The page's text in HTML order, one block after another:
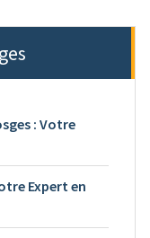
: Votre
Expert en